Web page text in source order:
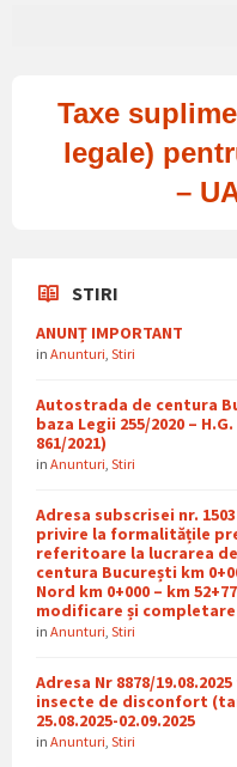
Taxe
legale)
–
STIRI
ANUNȚ IMPORTANT
in Anunturi Stiri
Autostrada de centura
baza Legii 255/2020 –
861/2021)
in Anunturi Stiri
Adresa subscrisei nr.
privire la formalitățile
referitoare la lucrarea
centura București km
Nord km 0+000 – km
modificare și completare
in Anunturi Stiri
Adresa Nr 8878/
insecte de disconfort
25.08.2025-02.09.2025
in Anunturi Stiri